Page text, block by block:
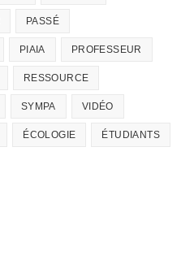
PASSÉ
PIAIA PROFESSEUR
RESSOURCE
SYMPA VIDÉO
ÉCOLOGIE ÉTUDIANTS